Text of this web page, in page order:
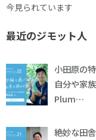
今見られています
最近のジモット人
小田原の
自分や家
Plum…
絶妙な田